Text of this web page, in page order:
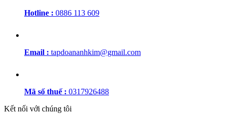
Hotline : 0886 113 609
Email : tapdoananhkim@gmail.com
Mã số thuế : 0317926488
Kết nối với chúng tôi